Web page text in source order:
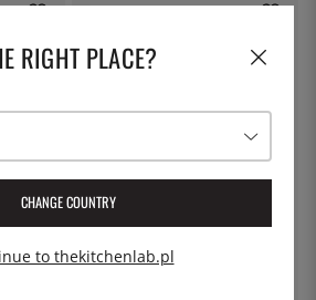
-
BONZER
Zestaw do koktajli Premium
Cocktail Kit - Bonzer
RIGHT PLACE?
CHANGE COUNTRY
to thekitchenlab.pl